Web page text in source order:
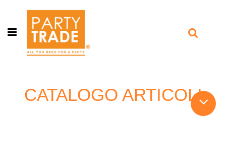
Open menu
CATALOGO ARTICOLI